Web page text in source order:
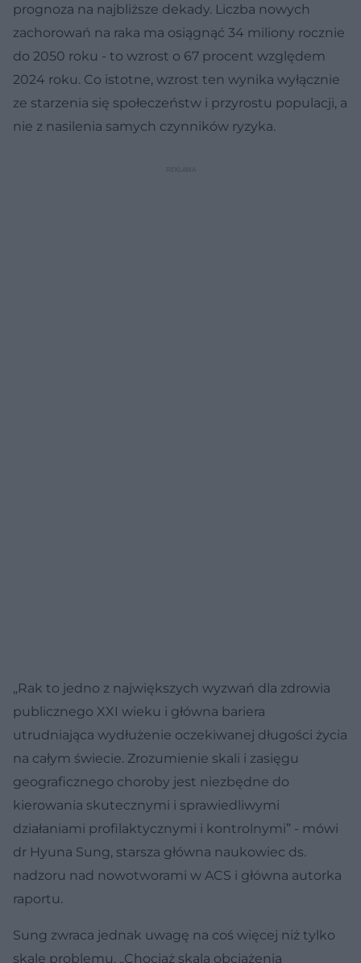
prognoza na najbliższe dekady. Liczba nowych
zachorowań na raka ma osiągnąć 34 miliony rocznie
do 2050 roku - to wzrost o 67 procent względem
2024 roku. Co istotne, wzrost ten wynika wyłącznie
ze starzenia się społeczeństw i przyrostu populacji, a
nie z nasilenia samych czynników ryzyka.
„Rak to jedno z największych wyzwań dla zdrowia
publicznego XXI wieku i główna bariera
utrudniająca wydłużenie oczekiwanej długości życia
na całym świecie. Zrozumienie skali i zasięgu
geograficznego choroby jest niezbędne do
kierowania skutecznymi i sprawiedliwymi
działaniami profilaktycznymi i kontrolnymi” - mówi
dr Hyuna Sung, starsza główna naukowiec ds.
nadzoru nad nowotworami w ACS i główna autorka
raportu.
Sung zwraca jednak uwagę na coś więcej niż tylko
skalę problemu. „Chociaż skala obciążenia